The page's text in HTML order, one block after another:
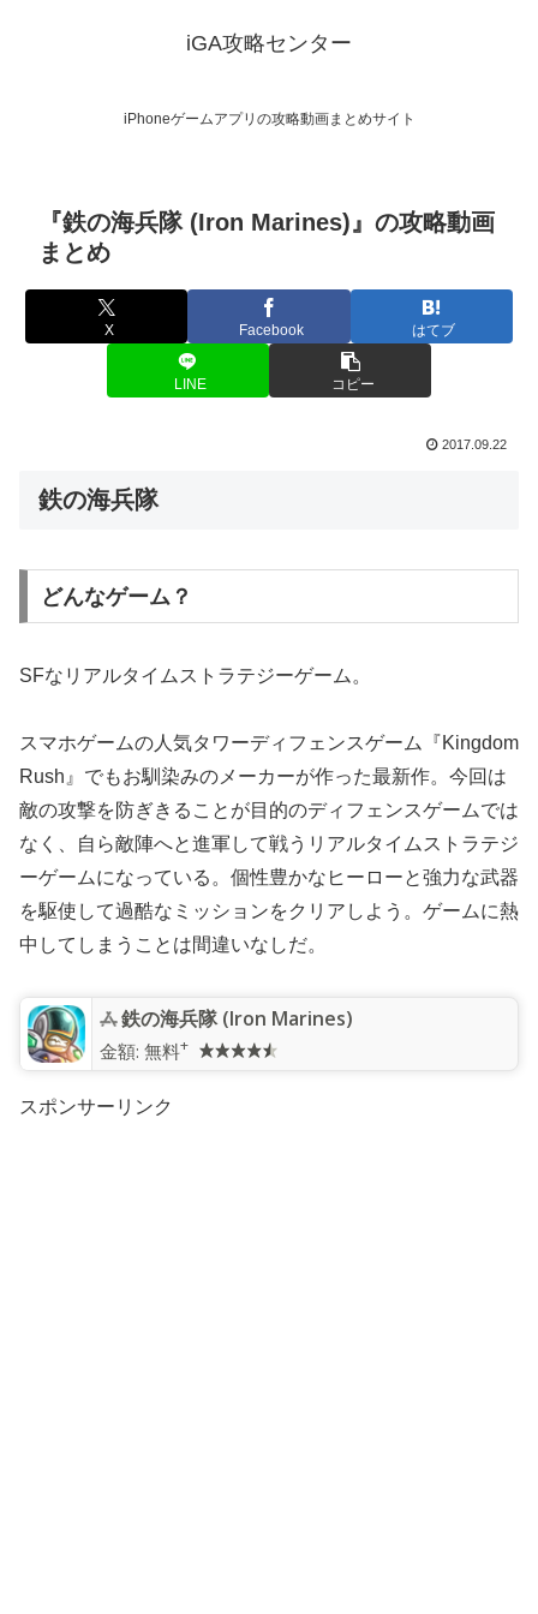
iGA攻略センター
iPhoneゲームアプリの攻略動画まとめサイト
『鉄の海兵隊 (Iron Marines)』の攻略動画
まとめ
X Facebook はてブ
LINE コピー
2017.09.22
鉄の海兵隊
どんなゲーム？
SFなリアルタイムストラテジーゲーム。
スマホゲームの人気タワーディフェンスゲーム『Kingdom
Rush』でもお馴染みのメーカーが作った最新作。今回は
敵の攻撃を防ぎきることが目的のディフェンスゲームでは
なく、自ら敵陣へと進軍して戦うリアルタイムストラテジ
ーゲームになっている。個性豊かなヒーローと強力な武器
を駆使して過酷なミッションをクリアしよう。ゲームに熱
中してしまうことは間違いなしだ。
鉄の海兵隊 (Iron Marines)
金額: 無料+
スポンサーリンク